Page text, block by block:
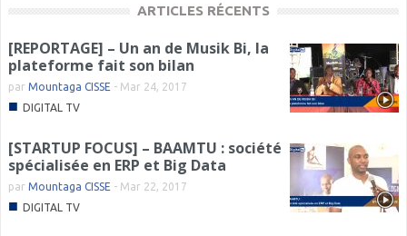
ARTICLES RÉCENTS
[REPORTAGE] – Un an de Musik Bi, la
plateforme fait son bilan
par Mountaga CISSE - Mar 24, 2017
■ DIGITAL TV
[STARTUP FOCUS] – BAAMTU : société
spécialisée en ERP et Big Data
par Mountaga CISSE - Mar 22, 2017
■ DIGITAL TV